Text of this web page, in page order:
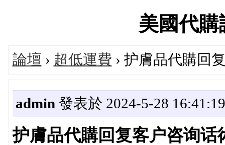
美國代
論壇 › 超低運費 › 护膚品代購回
admin 發表於 2024-5-28 16:41:19
护膚品代購回复客户咨询话